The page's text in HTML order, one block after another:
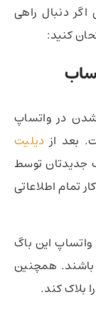
اگر دنبال راهی
شدن در واتساپ
بعد از دیلیت
جدیدتان توسط
تمام اطلاعاتی
واتساپ این باگ
همچنین
بلاک کند.